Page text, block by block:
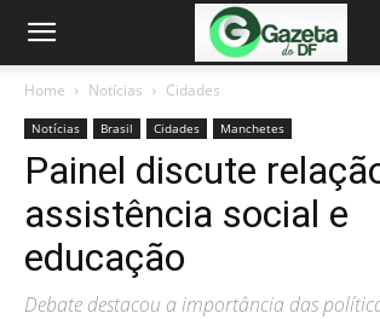
Home Notícias Cidades
Notícias Brasil Cidades Manchetes
Painel discute
assistência social e
educação
Debate destacou a importância das